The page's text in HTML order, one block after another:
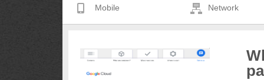
Mobile Network